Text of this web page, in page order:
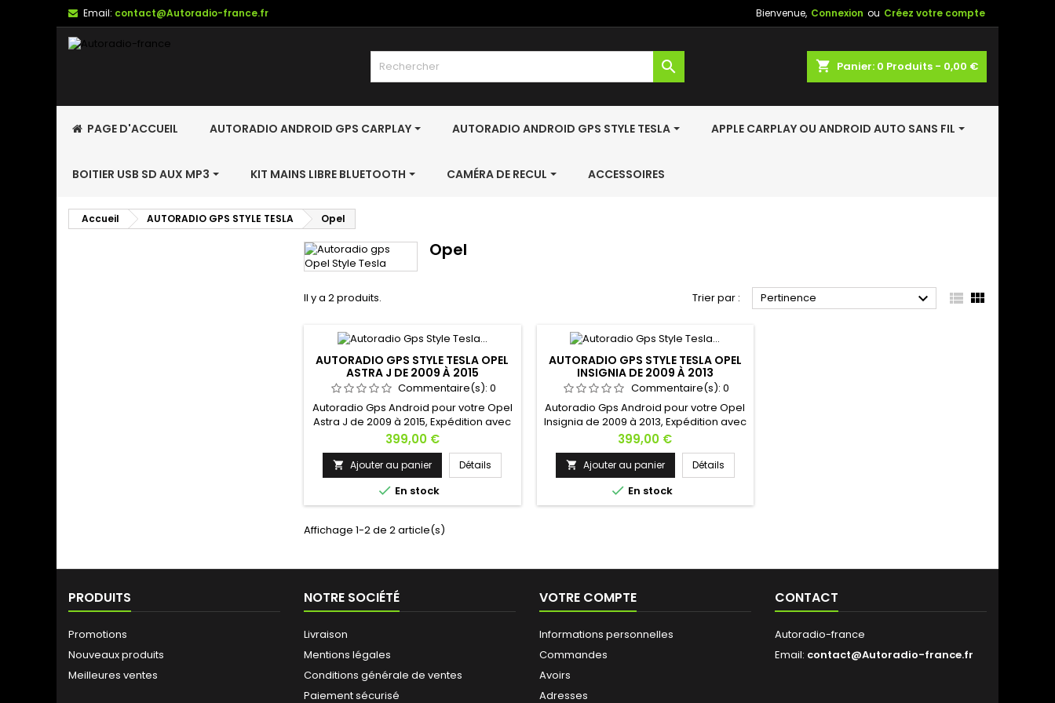
Email: contact@Autoradio-france.fr Bienvenue, Connexion ou Créez votre compte
shopping_cart Panier: 0 Produits - 0,00 €

PAGE D'ACCUEIL AUTORADIO ANDROID GPS CARPLAY AUTORADIO ANDROID GPS STYLE TESLA APPLE CARPLAY OU ANDROID AUTO SANS FIL
BOITIER USB SD AUX MP3 KIT MAINS LIBRE BLUETOOTH CAMÉRA DE RECUL ACCESSOIRES
Accueil AUTORADIO GPS STYLE TESLA Opel
Opel
Il y a 2 produits. Trier par : Pertinence   
AUTORADIO GPS STYLE TESLA OPEL
ASTRA J DE 2009 À 2015
Commentaire(s):0
Autoradio Gps Android pour votre Opel
Astra J de 2009 à 2015, Expédition avec
suivi ! Hésitez pas à nous contacter si
vous avez une question !
Prix
399,00 €
 Ajouter au panier Détails
 En stock
AUTORADIO GPS STYLE TESLA OPEL
INSIGNIA DE 2009 À 2013
Commentaire(s): 0
Autoradio Gps Android pour votre Opel
Insignia de 2009 à 2013, Expédition avec
suivi ! Hésitez pas à nous contacter si
vous avez une question !
Prix
399,00 €
 Ajouter au panier Détails
 En stock
Affichage 1-2 de 2 article(s)
PRODUITS
Promotions
Nouveaux produits
Meilleures ventes
NOTRE SOCIÉTÉ
Livraison
Mentions légales
Conditions générale de ventes
Paiement sécurisé
VOTRE COMPTE
Informations personnelles
Commandes
Avoirs
Adresses
CONTACT
Autoradio-france
Email: contact@Autoradio-france.fr